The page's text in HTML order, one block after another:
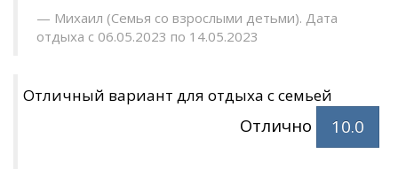
Михаил (Семья со взрослыми детьми). Дата
отдыха с 06.05.2023 по 14.05.2023
Отличный вариант для отдыха с семьей
Отлично 10.0